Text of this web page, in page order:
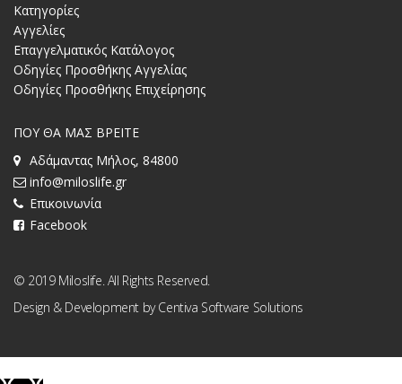
Κατηγορίες
Αγγελίες
Επαγγελματικός Κατάλογος
Οδηγίες Προσθήκης Αγγελίας
Οδηγίες Προσθήκης Επιχείρησης
ΠΟΥ ΘΑ ΜΑΣ ΒΡΕΙΤΕ
Αδάμαντας Μήλος, 84800
info@miloslife.gr
Επικοινωνία
Facebook
© 2019 Miloslife. All Rights Reserved.
Design & Development byCentiva Software Solutions